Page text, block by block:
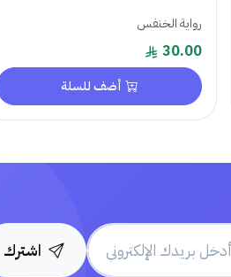
رواية الخنفس
30.00
أضف للسلة
اشترك